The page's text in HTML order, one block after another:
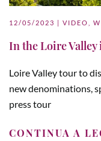
12/05/2023 VIDEO
In the Loire Valley
Loire Valley tour to
new denominations,
press tour
CONTINUA A